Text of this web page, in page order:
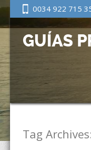
0034 922 715
GUÍAS
Tag